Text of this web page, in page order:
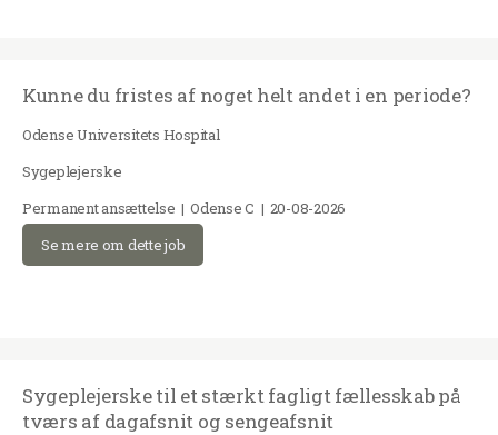
Kunne du fristes af noget helt andet i en periode?
Odense Universitets Hospital
Sygeplejerske
Permanent ansættelse | Odense C | 20-08-2026
Se mere om dette job
Sygeplejerske til et stærkt fagligt fællesskab på
tværs af dagafsnit og sengeafsnit